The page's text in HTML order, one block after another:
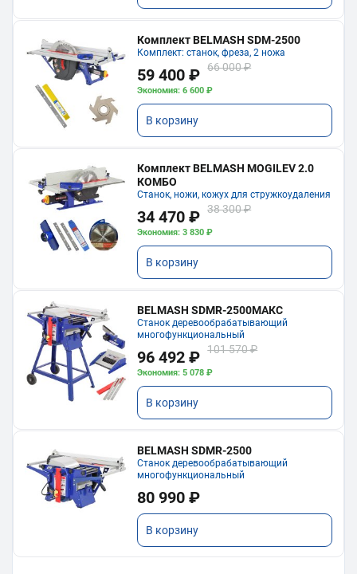
Комплект BELMASH SDM-2500
Комплект: станок, фреза, 2 ножа
59 400 ₽ 66 000 ₽
Экономия: 6 600 ₽
В корзину
Комплект BELMASH MOGILEV 2.0
КОМБО
Станок, ножи, кожух для стружкоудаления
34 470 ₽ 38 300 ₽
Экономия: 3 830 ₽
В корзину
BELMASH SDMR-2500МАКС
Станок деревообрабатывающий
многофункциональный
96 492 ₽ 101 570 ₽
Экономия: 5 078 ₽
В корзину
BELMASH SDMR-2500
Станок деревообрабатывающий
многофункциональный
80 990 ₽
В корзину